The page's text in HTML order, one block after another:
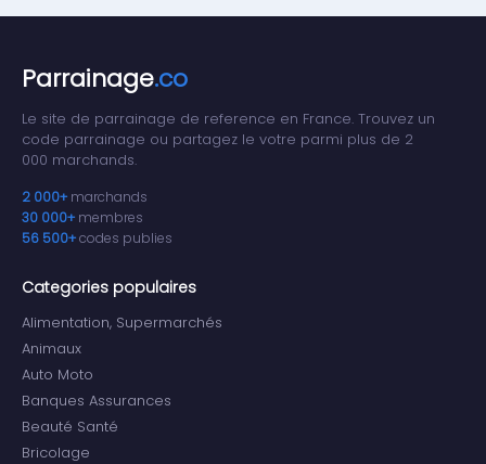
Parrainage.co
Le site de parrainage de reference en France. Trouvez un
code parrainage ou partagez le votre parmi plus de 2
000 marchands.
2 000+ marchands
30 000+ membres
56 500+codes publies
Categories populaires
Alimentation, Supermarchés
Animaux
Auto Moto
Banques Assurances
Beauté Santé
Bricolage